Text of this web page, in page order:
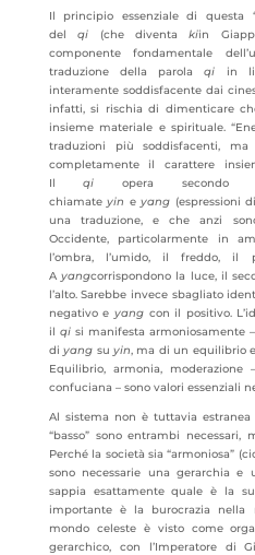
Il principio essenziale di questa
delqi (che diventakiin
componente fondamentale
traduzione della parolaqi in
interamente soddisfacente dai
infatti, si rischia di dimenticare
insieme materiale e spirituale.
traduzioni più soddisfacenti,
completamente il carattere
Ilqi opera secondo
chiamateyin eyang (espressioni
una traduzione, e che anzi
Occidente, particolarmente in
l’ombra, l’umido, il freddo, il
Ayangcorrispondono la luce, il
l’alto. Sarebbe invece sbagliato
negativo e yangcon il positivo.
il qisi manifesta armoniosamente
diyang su yin, ma di un equilibrio
Equilibrio, armonia,
confuciana – sono valori essenziali
Al sistema non è tuttavia estranea
“basso” sono entrambi necessari,
Perché la società sia “armoniosa”
sono necessarie una gerarchia e
sappia esattamente quale è la
importante è la burocrazia nella
mondo celeste è visto come
gerarchico, con l’Imperatore di